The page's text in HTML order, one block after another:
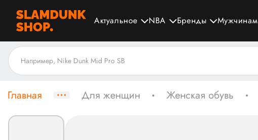
Актуальное NBA Бренды Мужчинам
Главная Для женщин Женская обувь